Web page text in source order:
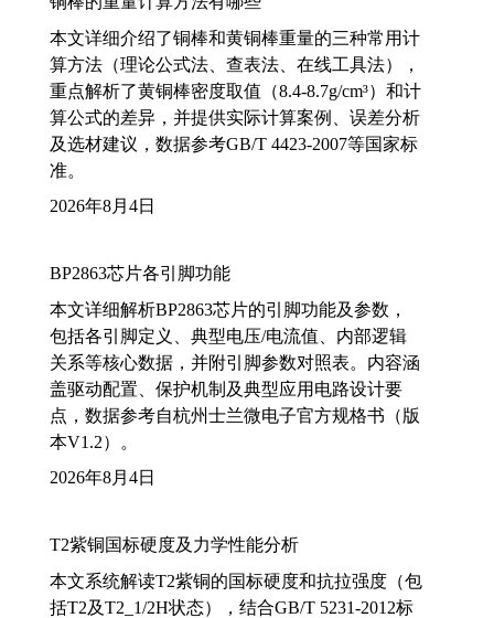
本文详细介绍了铜棒和黄铜棒重量的三种常用计
算方法（理论公式法、查表法、在线工具法），
重点解析了黄铜棒密度取值（8.4-8.7g/cm³）和计
算公式的差异，并提供实际计算案例、误差分析
及选材建议，数据参考GB/T 4423-2007等国家标
准。
2026年8月4日
BP2863芯片各引脚功能
本文详细解析BP2863芯片的引脚功能及参数，
包括各引脚定义、典型电压/电流值、内部逻辑
关系等核心数据，并附引脚参数对照表。内容涵
盖驱动配置、保护机制及典型应用电路设计要
点，数据参考自杭州士兰微电子官方规格书（版
本V1.2）。
2026年8月4日
T2紫铜国标硬度及力学性能分析
本文系统解读T2紫铜的国标硬度和抗拉强度（包
括T2及T2_1/2H状态），结合GB/T 5231-2012标